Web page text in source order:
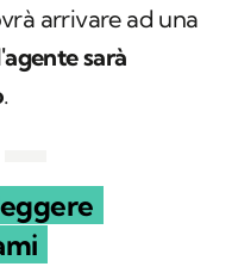
arrivare ad una
sarà
.